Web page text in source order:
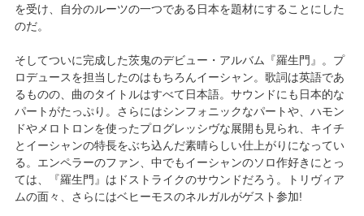
を受け、自分のルーツの一つである日本を題材にすることにした
のだ。
そしてついに完成した茨鬼のデビュー・アルバム『羅生門』。プ
ロデュースを担当したのはもちろんイーシャン。歌詞は英語であ
るものの、曲のタイトルはすべて日本語。サウンドにも日本的な
パートがたっぷり。さらにはシンフォニックなパートや、ハモン
ドやメロトロンを使ったプログレッシヴな展開も見られ、キイチ
とイーシャンの特長をぶち込んだ素晴らしい仕上がりになってい
る。エンペラーのファン、中でもイーシャンのソロ作好きにとっ
ては、『羅生門』はドストライクのサウンドだろう。トリヴィア
ムの面々、さらにはベヒーモスのネルガルがゲスト参加!